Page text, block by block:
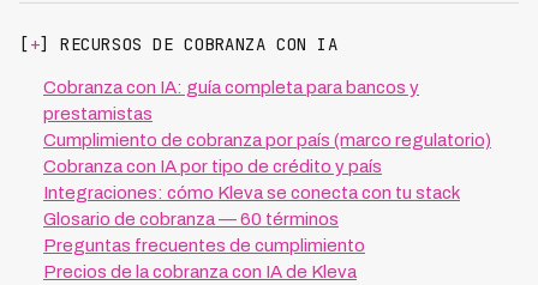
[+] RECURSOS DE COBRANZA CON IA
Cobranza con IA: guía completa para bancos y
prestamistas
Cumplimiento de cobranza por país (marco regulatorio)
Cobranza con IA por tipo de crédito y país
Integraciones: cómo Kleva se conecta con tu stack
Glosario de cobranza — 60 términos
Preguntas frecuentes de cumplimiento
Precios de la cobranza con IA de Kleva